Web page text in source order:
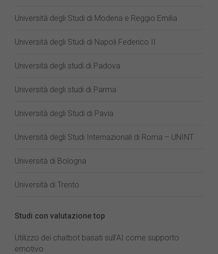
Università degli Studi di Modena e Reggio Emilia
Università degli Studi di Napoli Federico II
Università degli studi di Padova
Università degli studi di Parma
Università degli Studi di Pavia
Università degli Studi Internazionali di Roma – UNINT
Università di Bologna
Università di Trento
Studi con valutazione top
Utilizzo dei chatbot basati sull'AI come supporto
emotivo